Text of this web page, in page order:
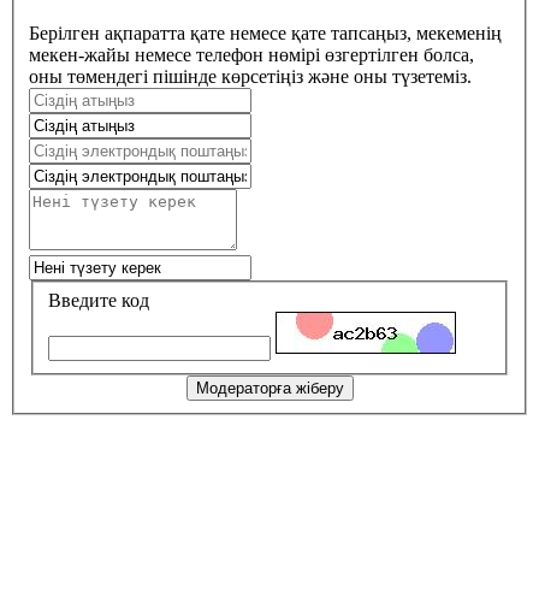
Берілген ақпаратта қате немесе қате тапсаңыз, мекеменің
мекен-жайы немесе телефон нөмірі өзгертілген болса,
оны төмендегі пішінде көрсетіңіз және оны түзетеміз.
Введите код
Модераторға жіберу